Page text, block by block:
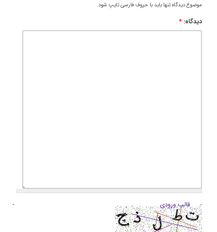
موضوع دیدگاه تنها باید با حروف فارسی تایپ شود.
دیدگاه: *
قالب ورودی